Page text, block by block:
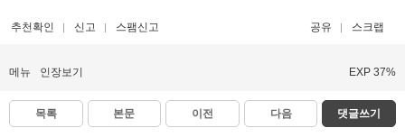
추천확인 신고 스팸신고 공유 스크랩
메뉴 인장보기 EXP 37%
목록 본문 이전 다음 댓글쓰기